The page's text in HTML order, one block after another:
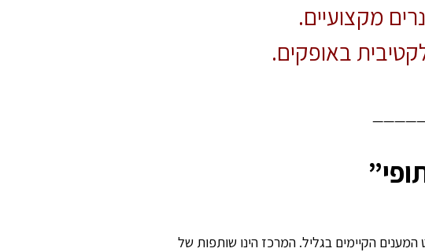
מקצועיים.
באופקים.